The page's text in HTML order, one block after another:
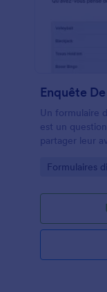
Un formulaire
est un
partager leur
un restaurant
centralisez
que soit
Recueillez
formulaire
Go to
Formulaires